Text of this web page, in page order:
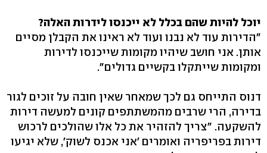
יוכל להיות שהם בכלל לא ייכנסו לידרות האלה?
"הדירות עוד לא נבנו ועוד לא ראינו את הקבלן מסיים
אותן. אני חושב שיהיו מקומות שייכנסו לדירות
ומקומות שייתקלו בקשיים גדולים".
דנוס התייחס גם לכך שמאחר שאין חובה על זוכים לגור
בדירה, הרי שרבים מהמשתתפים קונים למעשה דירות
להשקעה. "צריך להזהיר את כל אלו שהולכים לרכוש
דירות בפריפריה ואומרים 'אני אכנס לשוק', שלא יגיעו